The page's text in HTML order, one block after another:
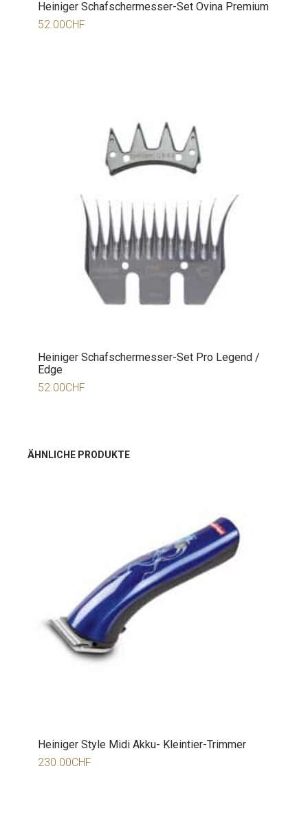
Heiniger Schafschermesser-Set Ovina Premium
52.00CHF
Heiniger Schafschermesser-Set Pro Legend /
Edge
52.00CHF
ÄHNLICHE PRODUKTE
Heiniger Style Midi Akku- Kleintier-Trimmer
230.00CHF